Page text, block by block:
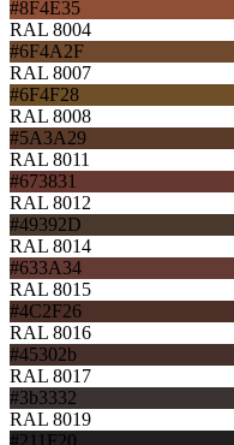
#8F4E35
RAL 8004
#6F4A2F
RAL 8007
#6F4F28
RAL 8008
#5A3A29
RAL 8011
#673831
RAL 8012
#49392D
RAL 8014
#633A34
RAL 8015
#4C2F26
RAL 8016
#45302b
RAL 8017
#3b3332
RAL 8019
#211F20